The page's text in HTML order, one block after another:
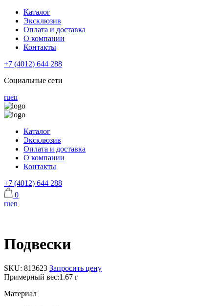
Каталог
Эксклюзив
Оплата и доставка
О компании
Контакты
+7 (4012) 644 288
Социальные сети
ruen
Каталог
Эксклюзив
Оплата и доставка
О компании
Контакты
+7 (4012) 644 288
0
ruen
Подвески
SKU: 813623 Запросить цену
Примерный вес:1.67 г
Материал